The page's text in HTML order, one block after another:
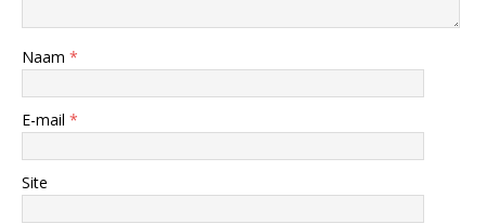
Naam *
E-mail *
Site